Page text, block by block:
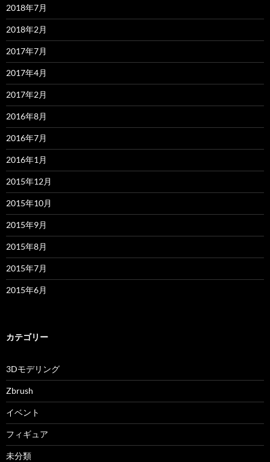
2018年7月
2018年2月
2017年7月
2017年4月
2017年2月
2016年8月
2016年7月
2016年1月
2015年12月
2015年10月
2015年9月
2015年8月
2015年7月
2015年6月
カテゴリー
3Dモデリング
Zbrush
イベント
フィギュア
未分類